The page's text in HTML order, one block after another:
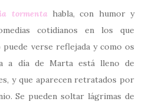
tormentahabla, con humor y
cotidianos en los que
verse reflejada y como os
a día de Marta está lleno de
y que aparecen retratados por
Se pueden soltar lágrimas de